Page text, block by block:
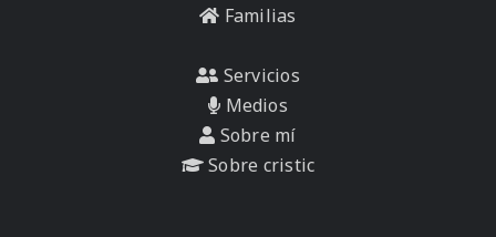
Familias
Servicios
Medios
Sobre mí
Sobre cristic